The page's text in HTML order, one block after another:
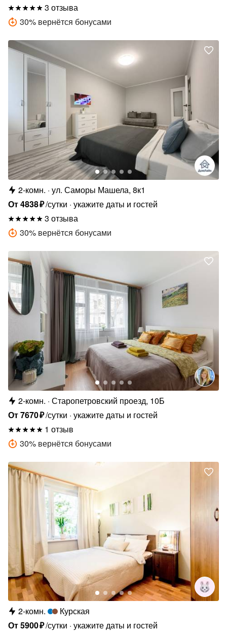
3 отзыва
30% вернётся бонусами
2-комн. ул. Саморы Машела, 8к1
От4838₽/сутки укажите даты и гостей
3 отзыва
30% вернётся бонусами
2-комн. Старопетровский проезд, 10Б
От7670₽/сутки укажите даты и гостей
1 отзыв
30% вернётся бонусами
2-комн.
Курская
От5900₽/сутки укажите даты и гостей